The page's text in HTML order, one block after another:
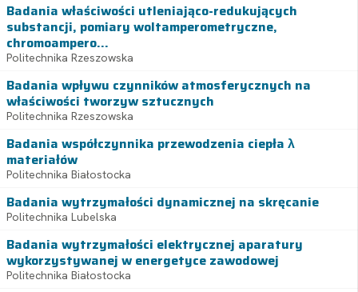
Badania właściwości utleniająco-redukujących
substancji, pomiary woltamperometryczne,
chromoampero...
Politechnika Rzeszowska
Badania wpływu czynników atmosferycznych na
właściwości tworzyw sztucznych
Politechnika Rzeszowska
Badania współczynnika przewodzenia ciepła λ
materiałów
Politechnika Białostocka
Badania wytrzymałości dynamicznej na skręcanie
Politechnika Lubelska
Badania wytrzymałości elektrycznej aparatury
wykorzystywanej w energetyce zawodowej
Politechnika Białostocka